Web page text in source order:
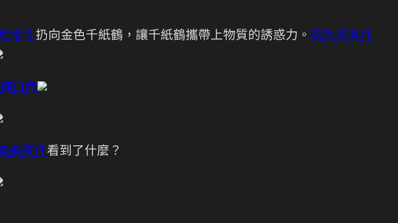
零件扔向金色千紙鶴，讓千紙鶴攜帶上物質的誘惑力。 德系車零件
口商
迪零件看到了什麼？